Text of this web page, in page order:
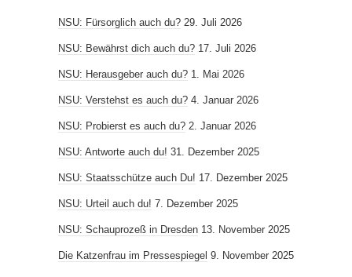
NSU: Fürsorglich auch du? 29. Juli 2026
NSU: Bewährst dich auch du? 17. Juli 2026
NSU: Herausgeber auch du? 1. Mai 2026
NSU: Verstehst es auch du? 4. Januar 2026
NSU: Probierst es auch du? 2. Januar 2026
NSU: Antworte auch du! 31. Dezember 2025
NSU: Staatsschütze auch Du! 17. Dezember 2025
NSU: Urteil auch du! 7. Dezember 2025
NSU: Schauprozeß in Dresden 13. November 2025
Die Katzenfrau im Pressespiegel 9. November 2025